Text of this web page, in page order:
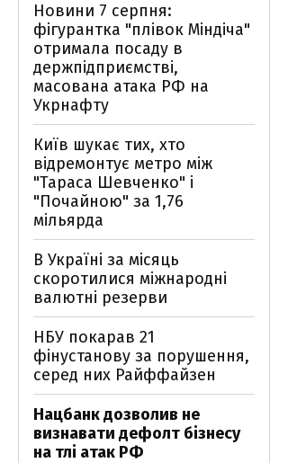
Новини 7 серпня:
фігурантка "плівок Міндіча"
отримала посаду в
держпідприємстві,
масована атака РФ на
Укрнафту
Київ шукає тих, хто
відремонтує метро між
"Тараса Шевченко" і
"Почайною" за 1,76
мільярда
В Україні за місяць
скоротилися міжнародні
валютні резерви
НБУ покарав 21
фінустанову за порушення,
серед них Райффайзен
Нацбанк дозволив не
визнавати дефолт бізнесу
на тлі атак РФ